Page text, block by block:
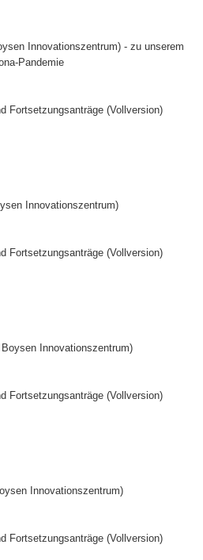
Innovationszentrum) - zu unserem
Pandemie
Fortsetzungsanträge (Vollversion)
Innovationszentrum)
Fortsetzungsanträge (Vollversion)
Innovationszentrum)
Fortsetzungsanträge (Vollversion)
Innovationszentrum)
Fortsetzungsanträge (Vollversion)